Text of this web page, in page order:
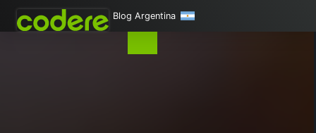
Blog Argentina